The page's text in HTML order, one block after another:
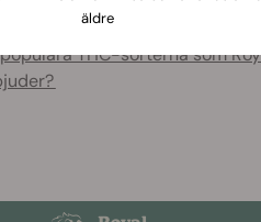
THC-sorterna som
äldre